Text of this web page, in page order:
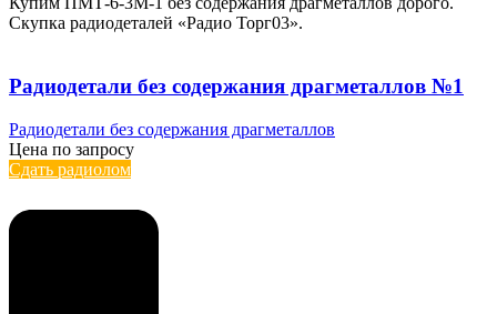
Скупка радиодеталей «Радио Торг03».
Радиодетали без содержания драгметаллов №1
Радиодетали без содержания драгметаллов
Цена по запросу
Сдать радиолом